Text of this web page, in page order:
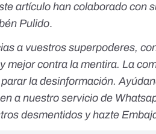
artículo han colaborado con
Pulido.
a vuestros superpoderes,
mejor contra la mentira. La
la desinformación.
a nuestro servicio de
desmentidos yhazte